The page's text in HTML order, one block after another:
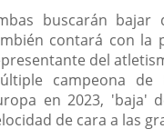
buscarán
contará con la
del
campeona
en 2023, 'baja'
de cara a las